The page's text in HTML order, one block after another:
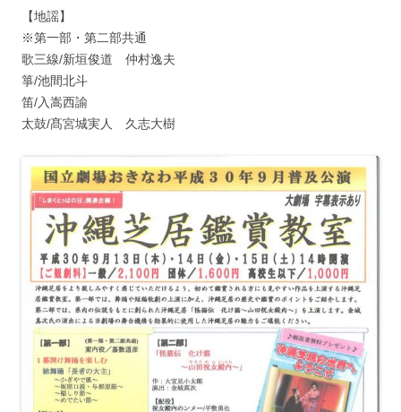
【地謡】
※第一部・第二部共通
歌三線/新垣俊道 仲村逸夫
箏/池間北斗
笛/入嵩西諭
太鼓/髙宮城実人 久志大樹